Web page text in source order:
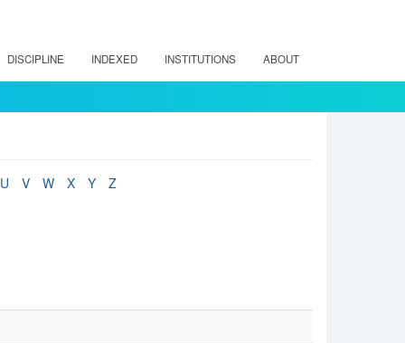
DISCIPLINE INDEXED INSTITUTIONS ABOUT
U V W X Y
Z